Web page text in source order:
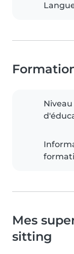
Niveau
Mes
sitting